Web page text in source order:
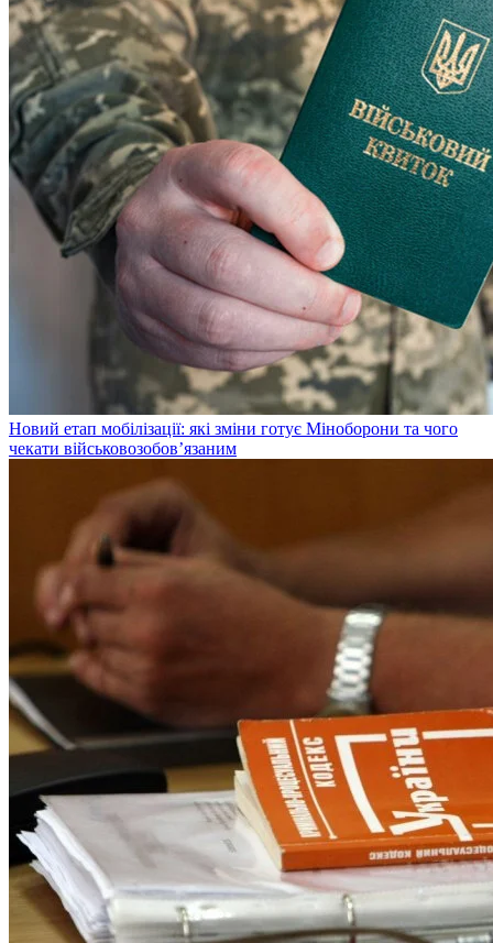
Новий етап мобілізації: які зміни готує Міноборони та чого
чекати військовозобов’язаним